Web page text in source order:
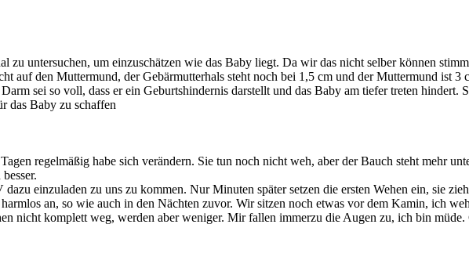
zu untersuchen, um einzuschätzen wie das Baby liegt. Da wir das nicht selber können
auf den Muttermund, der Gebärmutterhals steht noch bei 1,5 cm und der Muttermund ist 3
sei so voll, dass er ein Geburtshindernis darstellt und das Baby am tiefer treten
das Baby zu schaffen
regelmäßig habe sich verändern. Sie tun noch nicht weh, aber der Bauch steht mehr
einzuladen zu uns zu kommen. Nur Minuten später setzen die ersten Wehen ein, sie
an, so wie auch in den Nächten zuvor. Wir sitzen noch etwas vor dem Kamin, ich
nicht komplett weg, werden aber weniger. Mir fallen immerzu die Augen zu, ich bin